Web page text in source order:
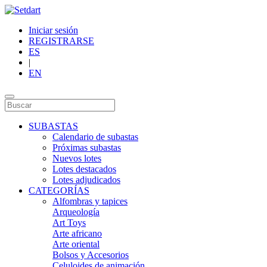
Iniciar sesión
REGISTRARSE
ES
|
EN
SUBASTAS
Calendario de subastas
Próximas subastas
Nuevos lotes
Lotes destacados
Lotes adjudicados
CATEGORÍAS
Alfombras y tapices
Arqueología
Art Toys
Arte africano
Arte oriental
Bolsos y Accesorios